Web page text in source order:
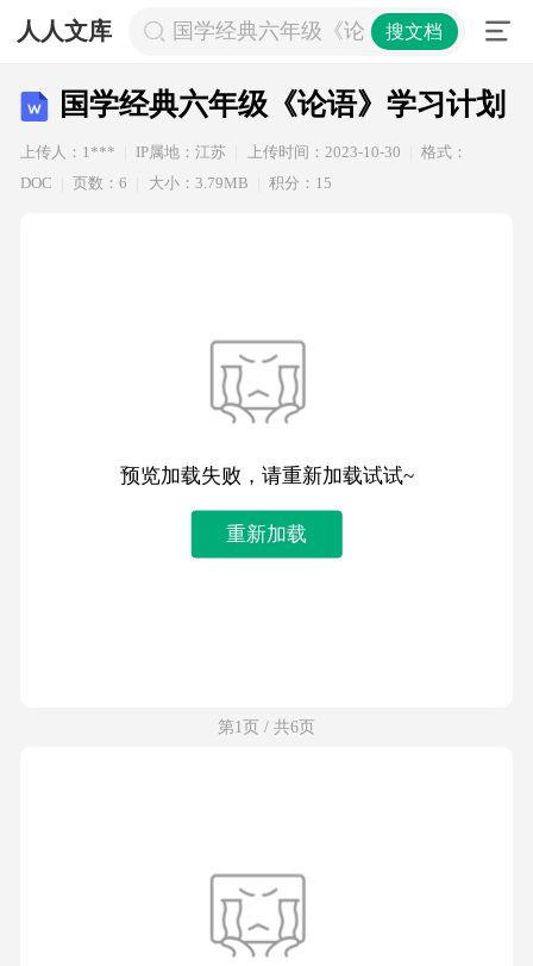
人人文库 国学经典六年级《论语》学习计划
搜文档
国学经典六年级《论语》学习计划
上传人：1*** IP属地：江苏 上传时间：2023-10-30
格式：
DOC
页数：6 大小：3.79MB 积分：15
预览加载失败，请重新加载试试~
重新加载
第1页 / 共6页